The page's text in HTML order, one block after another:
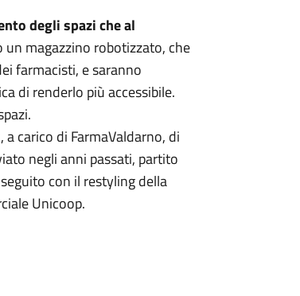
degli spazi che al
magazzino robotizzato, che
farmacisti, e saranno
di renderlo più accessibile.
carico di FarmaValdarno, di
negli anni passati, partito
con il restyling della
Unicoop.